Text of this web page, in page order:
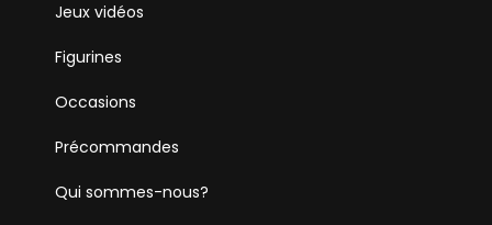
Jeux vidéos
Figurines
Occasions
Précommandes
Qui sommes-nous?